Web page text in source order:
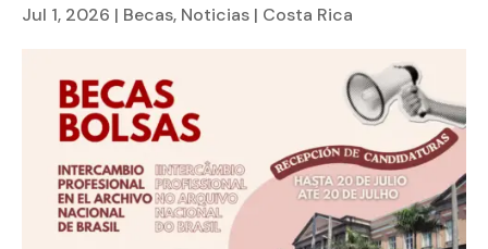
Jul 1, 2026 | Becas, Noticias | Costa Rica